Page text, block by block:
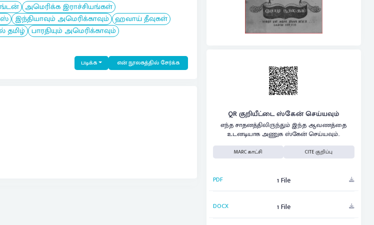
அமெரிக்க இராச்சியங்கள்
இந்தியாவும் அமெரிக்காவும் ஹவாய் தீவுகள்
தமிழ் பாரதியும் அமெரிக்காவும்
படிக்க என் நூலகத்தில் சேர்க்க
QR குறியீட்டை ஸ்கேன் செய்யவும்
எந்த சாதனத்திலிருந்தும் இந்த ஆவணத்தை
உடனடியாக அணுக ஸ்கேன் செய்யவும்..
MARC காட்சி CITE குறிப்பு
PDF 1 File
DOCX 1 File